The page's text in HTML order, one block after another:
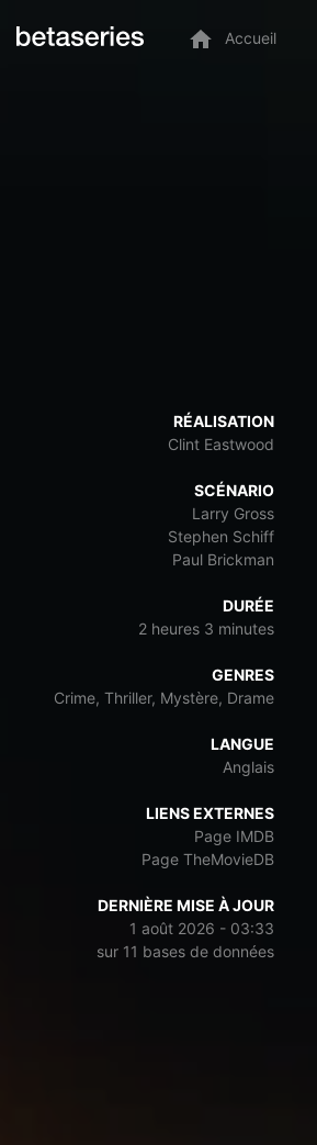
Accueil
RÉALISATION
Clint Eastwood
SCÉNARIO
Larry Gross
Stephen Schiff
Paul Brickman
DURÉE
2 heures 3 minutes
GENRES
Crime, Thriller, Mystère, Drame
LANGUE
Anglais
LIENS EXTERNES
Page IMDB
Page TheMovieDB
DERNIÈRE MISE À JOUR
1 août 2026 - 03:33
sur 11 bases de données